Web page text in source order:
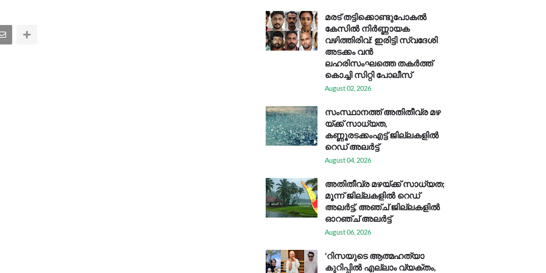
മരട് തട്ടിക്കൊണ്ടുപോകൽ
കേസിൽ നിർണ്ണായക
വഴിത്തിരിവ്: ഇരിട്ടി സ്വദേശി
അടക്കം വൻ
ലഹരിസംഘത്തെ തകർത്ത്
കൊച്ചി സിറ്റി പോലീസ്
August 02, 2026
സം​സ്ഥാ​ന​ത്ത് അ​തി​തീ​വ്ര മ​ഴ​
യ്ക്ക് സാ​ധ്യ​ത,
കണ്ണൂരടക്കംഎ​ട്ട് ജി​ല്ല​ക​ളി​ൽ
റെ​ഡ് അ​ലർ​ട്ട്
August 04, 2026
അതിതീവ്ര മഴയ്ക്ക് സാധ്യത;
മൂന്ന് ജില്ലകളിൽ റെഡ്
അലർട്ട്, അഞ്ച് ജില്ലകളിൽ
ഓറഞ്ച് അലർട്ട്
August 06, 2026
'റിസയുടെ ആത്മഹത്യാ
കുറിപ്പിൽ എല്ലാം വ്യക്തം,